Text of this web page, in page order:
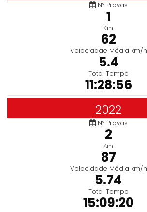
Nº Provas
1
Km
62
Velocidade Média km/h
5.4
Total Tempo
11:28:56
2022
Nº Provas
2
Km
87
Velocidade Média km/h
5.74
Total Tempo
15:09:20